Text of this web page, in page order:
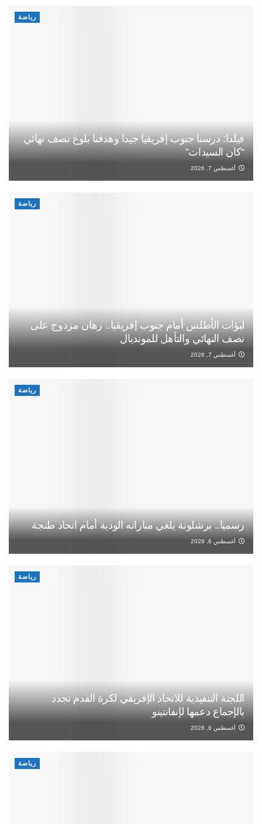
رياضة
فيلدا: درسنا جنوب إفريقيا جيدا وهدفنا بلوغ نصف نهائي
“كان السيدات”
أغسطس 7, 2026
رياضة
لبؤات الأطلس أمام جنوب إفريقيا.. رهان مزدوج على
نصف النهائي والتأهل للمونديال
أغسطس 7, 2026
رياضة
رسميا.. برشلونة يلغي مباراته الودية أمام اتحاد طنجة
أغسطس 6, 2026
رياضة
اللجنة التنفيذية للاتحاد الإفريقي لكرة القدم تجدد
بالإجماع دعمها لإنفانتينو
أغسطس 6, 2026
رياضة